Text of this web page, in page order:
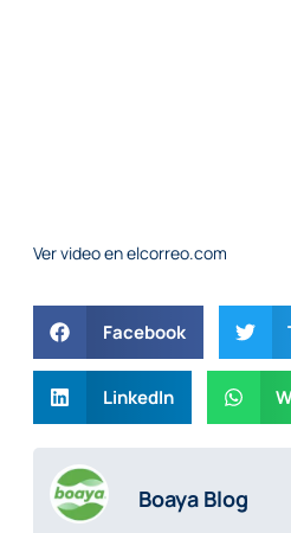
Ver video en elcorreo.com
Facebook
LinkedIn
Boaya Blog